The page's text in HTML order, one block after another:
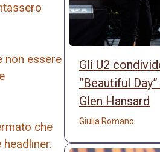
non essere
che
Gli U2
“Beautiful
Glen Hansard
Giulia Romano